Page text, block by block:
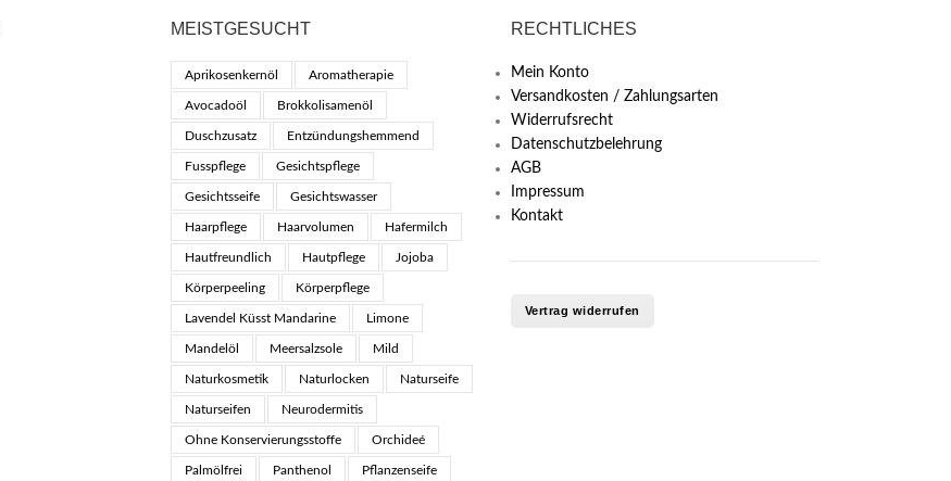
MEISTGESUCHT
Aprikosenkernöl Aromatherapie
Avocadoöl Brokkolisamenöl
Duschzusatz Entzündungshemmend
Fusspflege Gesichtspflege
Gesichtsseife Gesichtswasser
Haarpflege Haarvolumen Hafermilch
Hautfreundlich Hautpflege Jojoba
Körperpeeling Körperpflege
Lavendel Küsst Mandarine Limone
Mandelöl Meersalzsole Mild
Naturkosmetik Naturlocken Naturseife
Naturseifen Neurodermitis
Ohne Konservierungsstoffe Orchideé
Palmölfrei Panthenol Pflanzenseife
RECHTLICHES
Mein Konto
Versandkosten / Zahlungsarten
Widerrufsrecht
Datenschutzbelehrung
AGB
Impressum
Kontakt
Vertrag widerrufen